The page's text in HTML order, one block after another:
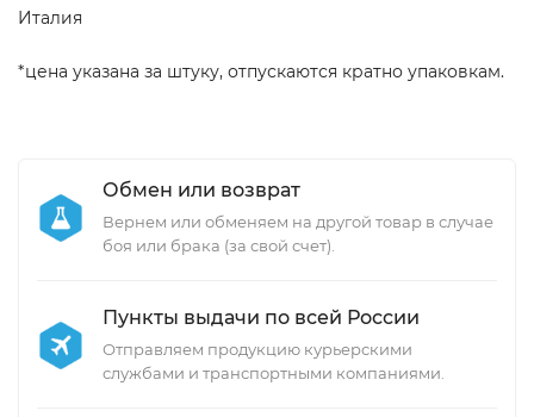
Италия
*цена указана за штуку, отпускаются кратно упаковкам.
Обмен или возврат
Вернем или обменяем на другой товар в случае
боя или брака (за свой счет).
Пункты выдачи по всей России
Отправляем продукцию курьерскими
службами и транспортными компаниями.